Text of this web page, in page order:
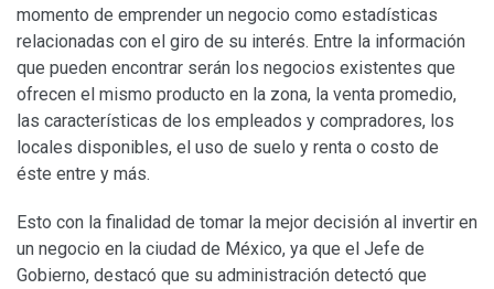
momento de emprender un negocio como estadísticas
relacionadas con el giro de su interés. Entre la información
que pueden encontrar serán los negocios existentes que
ofrecen el mismo producto en la zona, la venta promedio,
las características de los empleados y compradores, los
locales disponibles, el uso de suelo y renta o costo de
éste entre y más.
Esto con la finalidad de tomar la mejor decisión al invertir en
un negocio en la ciudad de México, ya que el Jefe de
Gobierno, destacó que su administración detectó que